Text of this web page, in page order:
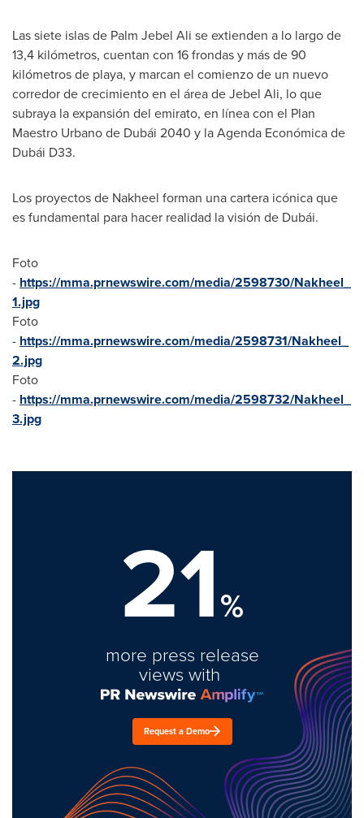
Las siete islas de Palm Jebel Ali se extienden a lo largo de
13,4 kilómetros, cuentan con 16 frondas y más de 90
kilómetros de playa, y marcan el comienzo de un nuevo
corredor de crecimiento en el área de Jebel Ali, lo que
subraya la expansión del emirato, en línea con el Plan
Maestro Urbano de Dubái 2040 y la Agenda Económica de
Dubái D33.
Los proyectos de Nakheel forman una cartera icónica que
es fundamental para hacer realidad la visión de Dubái.
Foto
- https://mma.prnewswire.com/media/2598730/Nakheel_
1.jpg
Foto
- https://mma.prnewswire.com/media/2598731/Nakheel_
2.jpg
Foto
- https://mma.prnewswire.com/media/2598732/Nakheel_
3.jpg
21%
more press release
views with
Request a Demo